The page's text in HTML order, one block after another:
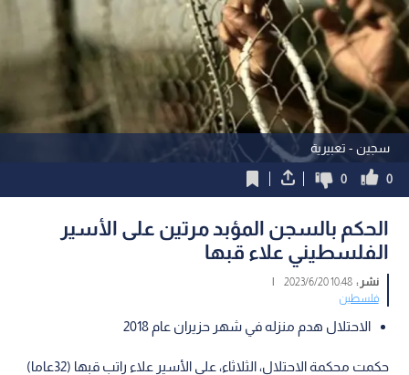
سجين - تعبيرية
0
0
الحكم بالسجن المؤبد مرتين على الأسير
الفلسطيني علاء قبها
نشر :10:48 2023/6/20
|
فلسطين
الاحتلال هدم منزله في شهر حزيران عام 2018
حكمت محكمة الاحتلال، الثلاثاء، على الأسير علاء راتب قبها (32عاما)